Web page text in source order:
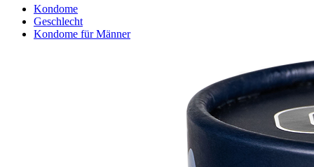
Kondome
Geschlecht
Kondome für Männer